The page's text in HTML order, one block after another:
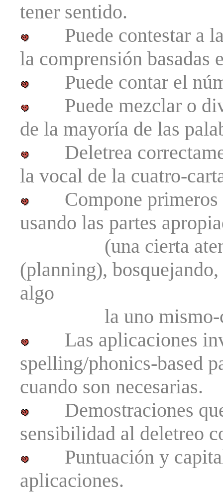
tener sentido.
Puede contestar a
la comprensión basadas
Puede contar el
Puede mezclar o
de la mayoría de las
Deletrea
la vocal de la cuatro-
Compone primeros
usando las partes
(una cierta
(planning),
algo
la uno mismo-
Las aplicaciones
spelling/phonics-based
cuando son necesarias.
Demostraciones
sensibilidad al deletreo
Puntuación y
aplicaciones.